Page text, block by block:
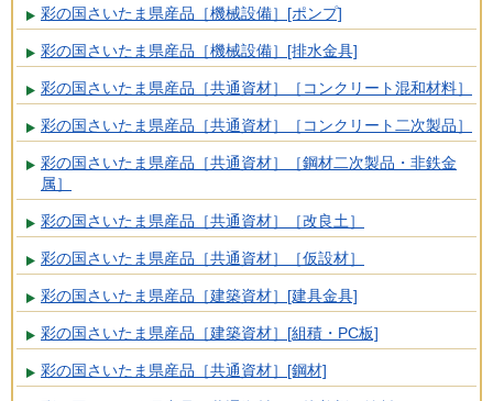
彩の国さいたま県産品［機械設備］[ポンプ]
彩の国さいたま県産品［機械設備］[排水金具]
彩の国さいたま県産品［共通資材］［コンクリート混和材料］
彩の国さいたま県産品［共通資材］［コンクリート二次製品］
彩の国さいたま県産品［共通資材］［鋼材二次製品・非鉄金
属］
彩の国さいたま県産品［共通資材］［改良土］
彩の国さいたま県産品［共通資材］［仮設材］
彩の国さいたま県産品［建築資材］[建具金具]
彩の国さいたま県産品［建築資材］[組積・PC板]
彩の国さいたま県産品［共通資材］[鋼材]